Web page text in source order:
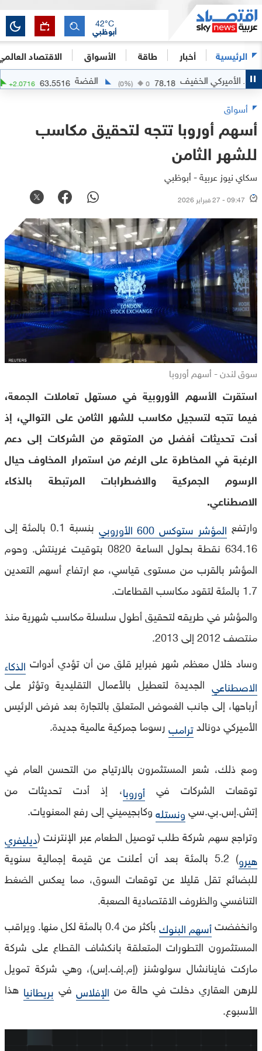
الرئيسية أخبار طاقة الأسواق الاقتصاد
أبوظبي
42°C
الخفيف 78.18
0
(0%) الفضة 63.5516
+ 2.0716
%)
أسواق
أسهم أوروبا تتجه لتحقيق مكاسب
للشهر الثامن
سكاي نيوز عربية - أبوظبي
09:47 - 27 فبراير 2026
سوق لندن - أسهم أوروبا
استقرت الأسهم الأوروبية في مستهل تعاملات الجمعة،
فيما تتجه لتسجيل مكاسب للشهر الثامن على التوالي، إذ
أدت تحديثات أفضل من المتوقع من الشركات إلى دعم
الرغبة في المخاطرة على الرغم من استمرار المخاوف حيال
الرسوم الجمركية والاضطرابات المرتبطة بالذكاء
الاصطناعي.
وارتفع المؤشر ستوكس 600 الأوروبي
بنسبة 0.1 بالمئة إلى
634.16 نقطة بحلول الساعة 0820 بتوقيت غرينتش. وحوم
المؤشر بالقرب من مستوى قياسي، مع ارتفاع أسهم التعدين
1.7 بالمئة لتقود مكاسب القطاعات.
والمؤشر في طريقه لتحقيق أطول سلسلة مكاسب شهرية منذ
منتصف 2012 إلى 2013.
وساد خلال معظم شهر فبراير قلق من أن تؤدي أدوات الذكاء
الاصطناعي الجديدة لتعطيل بالأعمال التقليدية وتؤثر على
أرباحها، إلى جانب الغموض المتعلق بالتجارة بعد فرض الرئيس
الأميركي دونالدترامبرسوما جمركية عالمية جديدة.
ومع ذلك، شعر المستثمرون بالارتياح من التحسن العام في
توقعات الشركات فيأوروبا، إذ أدت تحديثات من
إتش.إس.بي.سيونستلهوكابجيميني إلى رفع المعنويات.
وتراجع سهم شركة طلب توصيل الطعام عبر الإنترنت (ديليفري
هيرو
) 5.2 بالمئة بعد أن أعلنت عن قيمة إجمالية سنوية
للبضائع تقل قليلا عن توقعات السوق، مما يعكس الضغط
التنافسي والظروف الاقتصادية الصعبة.
وانخفضتأسهم البنوك
بأكثر من 0.4 بالمئة لكل منها. ويراقب
المستثمرون التطورات المتعلقة بانكشاف القطاع على شركة
ماركت فاينانشال سولوشنز (إم.إف.إس)، وهي شركة تمويل
للرهن العقاري دخلت في حالة من الإفلاس في بريطانيا هذا
الأسبوع.